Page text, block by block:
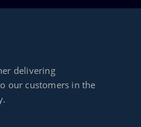
delivering
our customers in the